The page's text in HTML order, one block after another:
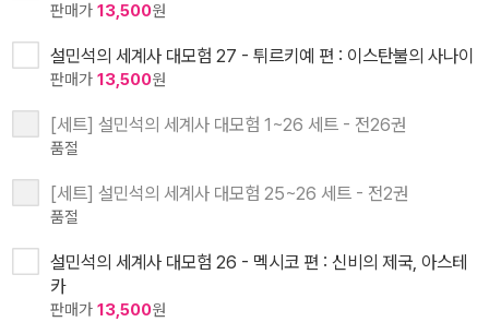
판매가 13,500원
설민석의 세계사 대모험 27 - 튀르키예 편 : 이스탄불의 사나이
판매가 13,500원
[세트] 설민석의 세계사 대모험 1~26 세트 - 전26권
품절
[세트] 설민석의 세계사 대모험 25~26 세트 - 전2권
품절
설민석의 세계사 대모험 26 - 멕시코 편 : 신비의 제국, 아스테
카
판매가 13,500원